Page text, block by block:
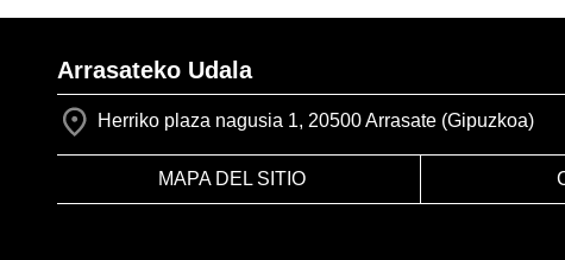
Arrasateko Udala
Herriko plaza nagusia 1, 20500 Arrasate (Gipuzkoa)
MAPA DEL SITIO